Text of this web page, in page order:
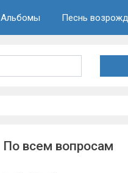
Альбомы Песнь
По всем вопросам